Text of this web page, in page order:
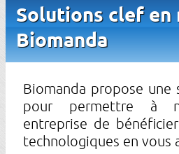
Solutions clef en
Biomanda
Biomanda propose une
pour permettre à
entreprise de
technologiques en vous